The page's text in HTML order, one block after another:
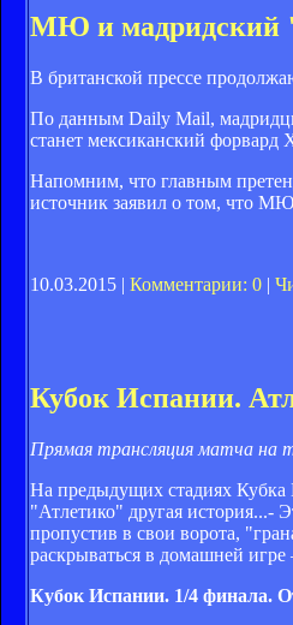
МЮ и мадридский
В британской прессе
По данным Daily Mail,
станет мексиканский форвард
Напомним, что главным
источник заявил о том, что
10.03.2015 | Комментарии: 0 |
Кубок Испании.
Прямая трансляция матча на
На предыдущих стадиях Кубка
"Атлетико" другая история...-
пропустив в свои ворота,
раскрываться в домашней игре
Кубок Испании. 1/4 финала.